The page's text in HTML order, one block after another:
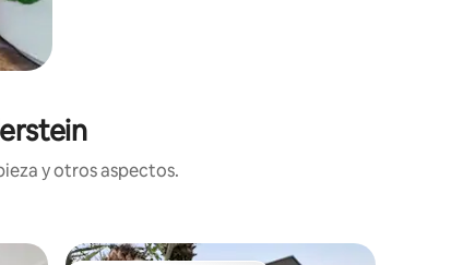
y otros aspectos.